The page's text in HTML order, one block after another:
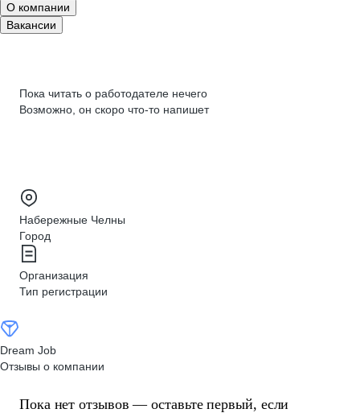
О компании
Вакансии
Пока читать о работодателе нечего
Возможно, он скоро что‑то напишет
Набережные Челны
Город
Организация
Тип регистрации
Dream Job
Отзывы о компании
Пока нет отзывов — оставьте первый, если